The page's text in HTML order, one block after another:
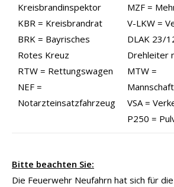
Kreisbrandinspektor
KBR = Kreisbrandrat
BRK = Bayrisches
Rotes Kreuz
RTW = Rettungswagen
NEF =
Notarzteinsatzfahrzeug
MZF =
V-LKW =
DLAK 23/
Drehleiter
MTW =
VSA =
P250 =
Bitte beachten Sie:
Die Feuerwehr Neufahrn hat sich für